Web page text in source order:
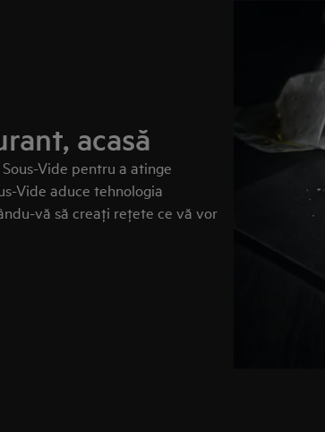
acasă
Vide pentru a atinge
Vide aduce tehnologia
vă să creaţi reţete ce vă vor